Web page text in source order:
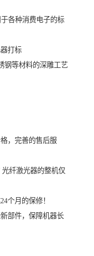
各种消费电子的标
打标
钢等材料的深雕工艺
，完善的售后服
光纤激光器的整机仅
个月的保修！
部件，保障机器长